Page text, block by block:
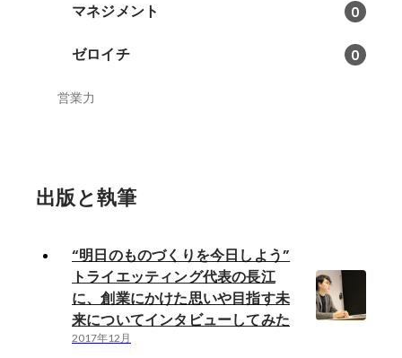
マネジメント 0
ゼロイチ 0
営業力
出版と執筆
“明日のものづくりを今日しよう”
トライエッティング代表の長江
に、創業にかけた思いや目指す未
来についてインタビューしてみた
2017年12月